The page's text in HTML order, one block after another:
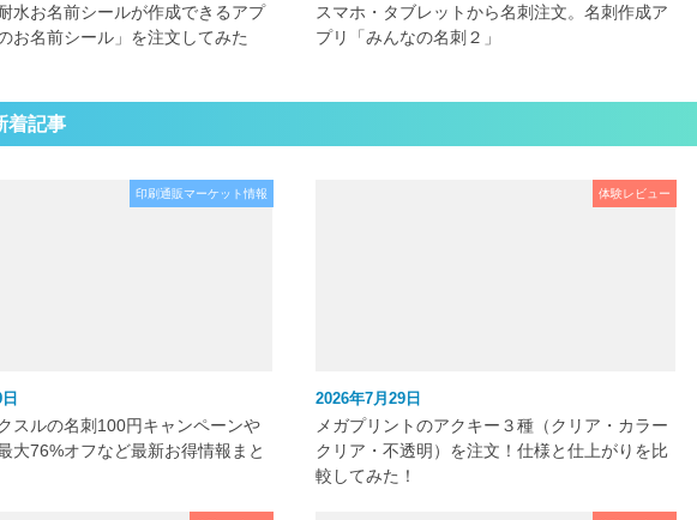
水お名前シールが作成できるアプ
お名前シール」を注文してみた
スマホ・タブレットから名刺注文。名刺作成ア
プリ「みんなの名刺２」
着記事
印刷通販マーケット情報
スルの名刺100円キャンペーンや
大76%オフなど最新お得情報まと
体験レビュー
2026年7月29日
メガプリントのアクキー３種（クリア・カラー
クリア・不透明）を注文！仕様と仕上がりを比
較してみた！